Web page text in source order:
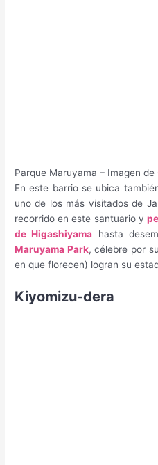
Parque Maruyama – Imagen de
En este barrio se ubica
uno de los más visitados de
recorrido en este santuario y
de Higashiyama hasta
Maruyama Park, célebre por
en que florecen) logran su
Kiyomizu-dera